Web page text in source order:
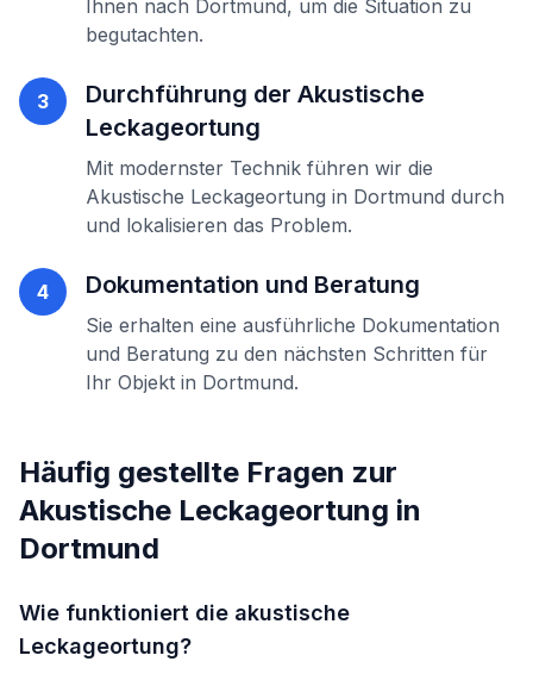
Ihnen nach Dortmund, um die Situation zu
begutachten.
3 Durchführung der Akustische
Leckageortung
Mit modernster Technik führen wir die
Akustische Leckageortung in Dortmund durch
und lokalisieren das Problem.
4 Dokumentation und Beratung
Sie erhalten eine ausführliche Dokumentation
und Beratung zu den nächsten Schritten für
Ihr Objekt in Dortmund.
Häufig gestellte Fragen zur
Akustische Leckageortung in
Dortmund
Wie funktioniert die akustische
Leckageortung?